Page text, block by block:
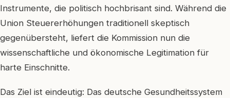
Instrumente, die politisch hochbrisant sind. Während die
Union Steuererhöhungen traditionell skeptisch
gegenübersteht, liefert die Kommission nun die
wissenschaftliche und ökonomische Legitimation für
harte Einschnitte.
Das Ziel ist eindeutig: Das deutsche Gesundheitssystem